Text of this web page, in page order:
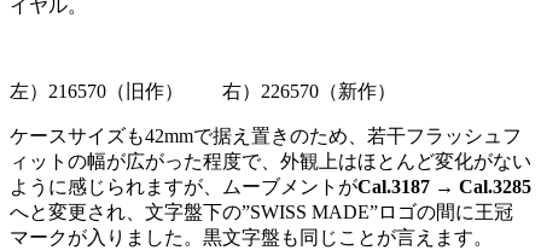
イヤル。
左）216570（旧作） 右）226570（新作）
ケースサイズも42mmで据え置きのため、若干フラッシュフ
ィットの幅が広がった程度で、外観上はほとんど変化がない
ように感じられますが、ムーブメントがCal.3187 → Cal.3285
へと変更され、文字盤下の”SWISS MADE”ロゴの間に王冠
マークが入りました。黒文字盤も同じことが言えます。